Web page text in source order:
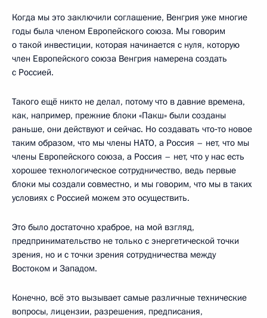
Когда мы это заключили соглашение, Венгрия уже многие
годы была членом Европейского союза. Мы говорим
о такой инвестиции, которая начинается с нуля, которую
член Европейского союза Венгрия намерена создать
с Россией.
Такого ещё никто не делал, потому что в давние времена,
как, например, прежние блоки «Пакш» были созданы
раньше, они действуют и сейчас. Но создавать что‑то новое
таким образом, что мы члены НАТО, а Россия – нет, что мы
члены Европейского союза, а Россия – нет, что у нас есть
хорошее технологическое сотрудничество, ведь первые
блоки мы создали совместно, и мы говорим, что мы в таких
условиях с Россией можем это осуществить.
Это было достаточно храброе, на мой взгляд,
предпринимательство не только с энергетической точки
зрения, но и с точки зрения сотрудничества между
Востоком и Западом.
Конечно, всё это вызывает самые различные технические
вопросы, лицензии, разрешения, предписания,